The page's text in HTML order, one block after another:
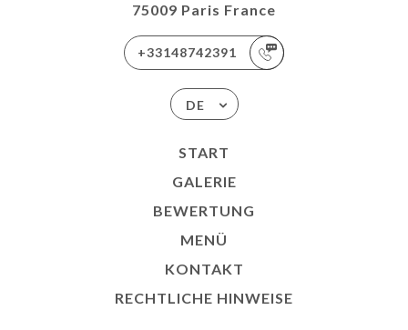
75009 Paris France
+33148742391
DE
START
GALERIE
BEWERTUNG
MENÜ
KONTAKT
RECHTLICHE HINWEISE